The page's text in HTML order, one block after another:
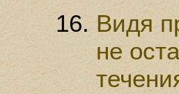
Видя
не